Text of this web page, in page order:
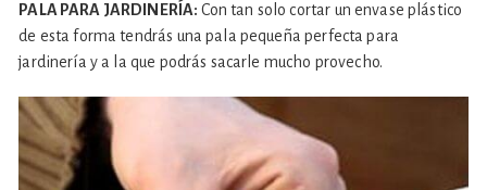
PALA PARA JARDINERÍA: Con tan solo cortar un envase plástico
de esta forma tendrás una pala pequeña perfecta para
jardinería y a la que podrás sacarle mucho provecho.